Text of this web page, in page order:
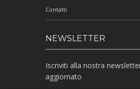
Contatti
NEWSLETTER
Iscriviti alla nostra
aggiornato